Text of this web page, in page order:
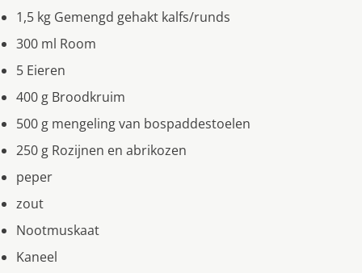
1,5 kg Gemengd gehakt kalfs/runds
300 ml Room
5 Eieren
400 g Broodkruim
500 g mengeling van bospaddestoelen
250 g Rozijnen en abrikozen
peper
zout
Nootmuskaat
Kaneel